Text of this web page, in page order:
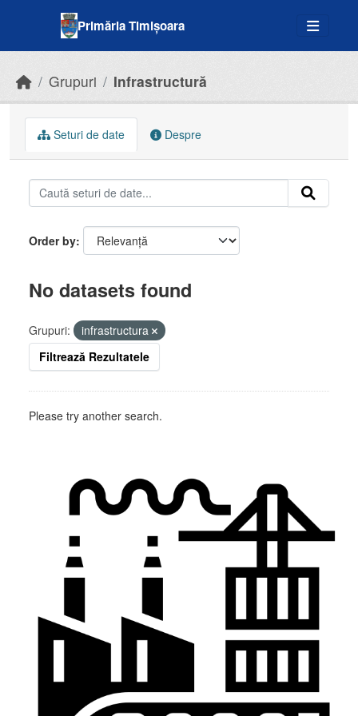
Primăria Timișoara
Grupuri Infrastructură
Seturi de date Despre
Order by
No datasets found
Grupuri:
infrastructura
Filtrează Rezultatele
Please try another search.